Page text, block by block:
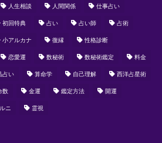
人生相談 人間関係 仕事占い
初回特典 占い 占い師 占術
小アルカナ 復縁 性格診断
恋愛運 数秘術 数秘術鑑定 料金
占い 算命学 自己理解 西洋占星術
数 金運 鑑定方法 開運
ニ 霊視